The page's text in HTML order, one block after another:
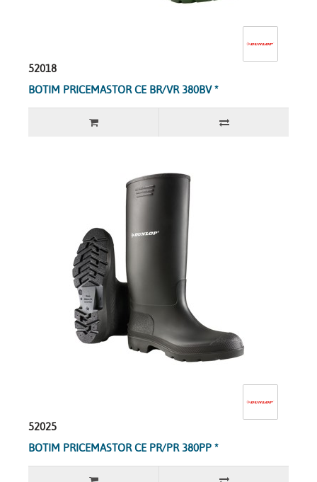
52018
BOTIM PRICEMASTOR CE BR/VR 380BV *
52025
BOTIM PRICEMASTOR CE PR/PR 380PP *